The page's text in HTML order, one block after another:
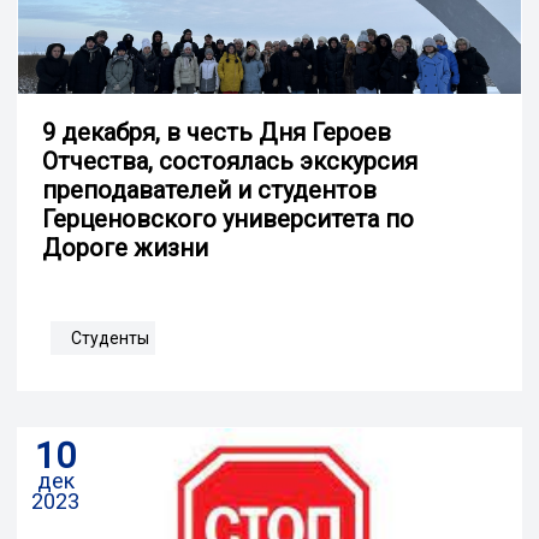
9 декабря, в честь Дня Героев
Отчества, состоялась экскурсия
преподавателей и студентов
Герценовского университета по
Дороге жизни
Студенты
10
дек
2023